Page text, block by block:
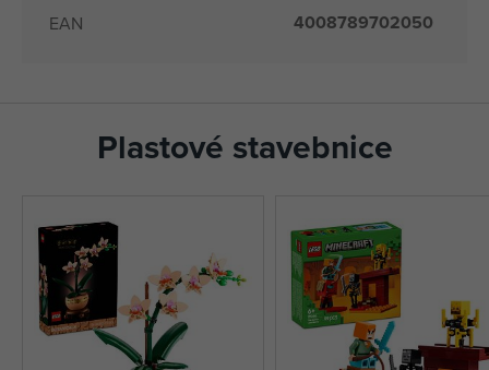
EAN 4008789702050
Plastové stavebnice